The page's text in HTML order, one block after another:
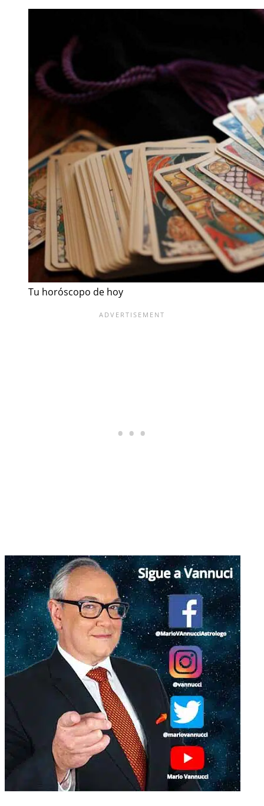
Tu horóscopo de hoy